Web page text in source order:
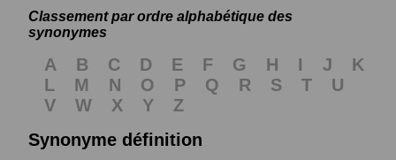
Classement par ordre alphabétique des
synonymes
A B C D E F G H I J
K
L
M N O P Q R S T
U
V
W X Y
Z
Synonyme définition